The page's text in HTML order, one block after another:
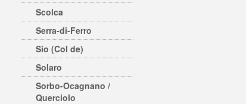
Scolca
Serra-di-Ferro
Sio (Col de)
Solaro
Sorbo-Ocagnano /
Querciolo